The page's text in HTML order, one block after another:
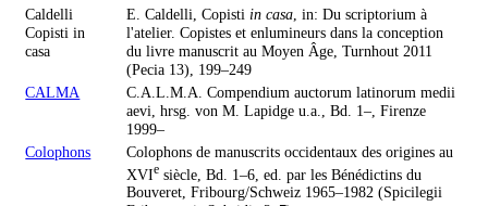
Caldelli
Copisti in
casa
E. Caldelli, Copisti in casa , in: Du scriptorium à
l'atelier. Copistes et enlumineurs dans la conception
du livre manuscrit au Moyen Âge, Turnhout 2011
(Pecia 13), 199–249
CALMA
C.A.L.M.A. Compendium auctorum latinorum medii
aevi, hrsg. von M. Lapidge u.a., Bd. 1–, Firenze
1999–
Colophons
Colophons de manuscrits occidentaux des origines au
XVIe siècle, Bd. 1–6, ed. par les Bénédictins du
Bouveret, Fribourg/Schweiz 1965–1982 (Spicilegii